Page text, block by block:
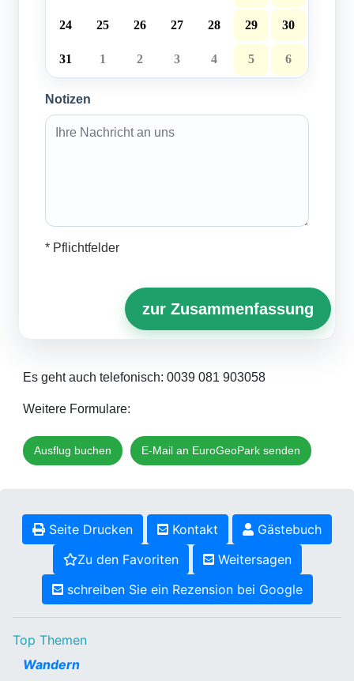
24 25 26 27 28 29 30
31 1 2 3 4 5 6
Notizen
* Pflichtfelder
zur Zusammenfassung
Es geht auch telefonisch: 0039 081 903058
Weitere Formulare:
Ausflug buchen E-Mail an EuroGeoPark senden
Seite Drucken Kontakt
Gästebuch
Zu den Favoriten
Weitersagen
schreiben Sie ein Rezension bei Google
Top Themen
Wandern